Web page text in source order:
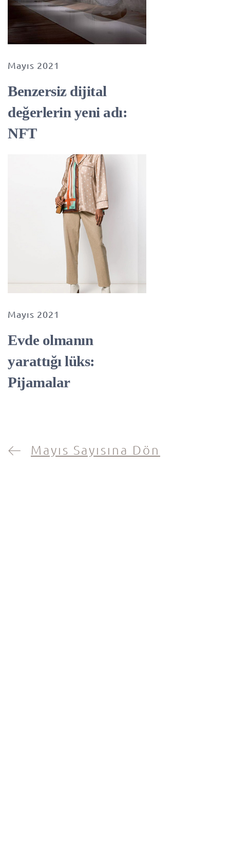
Mayıs 2021
Benzersiz dijital
değerlerin yeni adı:
NFT
Mayıs 2021
Evde olmanın
yarattığı lüks:
Pijamalar
Mayıs Sayısına Dön